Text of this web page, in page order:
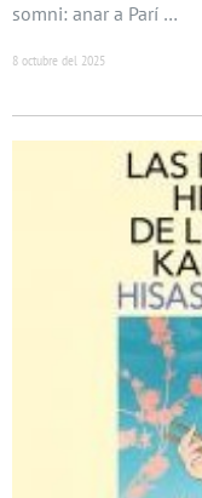
somni: anar a Parí …
8 octubre del 2025